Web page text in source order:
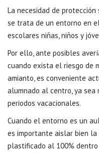
La necesidad de
se trata de un entorno en
escolares niñas, niños y
Por ello, ante posibles
cuando exista el riesgo de
amianto, es conveniente
alumnado al centro, ya
periodos vacacionales.
Cuando el entorno es un
es importante aislar bien
plastificado al 100%